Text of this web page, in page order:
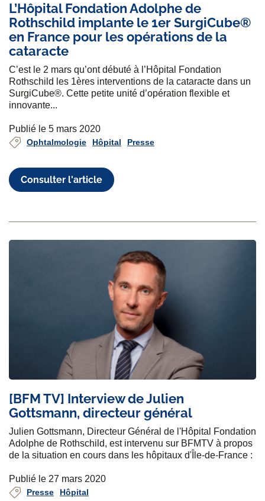
L’Hôpital Fondation Adolphe de
Rothschild implante le 1er SurgiCube®
en France pour les opérations de la
cataracte
C’est le 2 mars qu’ont débuté à l’Hôpital Fondation
Rothschild les 1ères interventions de la cataracte dans un
SurgiCube®. Cette petite unité d’opération flexible et
innovante...
Publié le 5 mars 2020
Ophtalmologie Hôpital Presse
Consulter l'article
[BFM TV] Interview de Julien
Gottsmann, directeur général
Julien Gottsmann, Directeur Général de l'Hôpital Fondation
Adolphe de Rothschild, est intervenu sur BFMTV à propos
de la situation en cours dans les hôpitaux d'Île-de-France :
Publié le 27 mars 2020
Presse Hôpital